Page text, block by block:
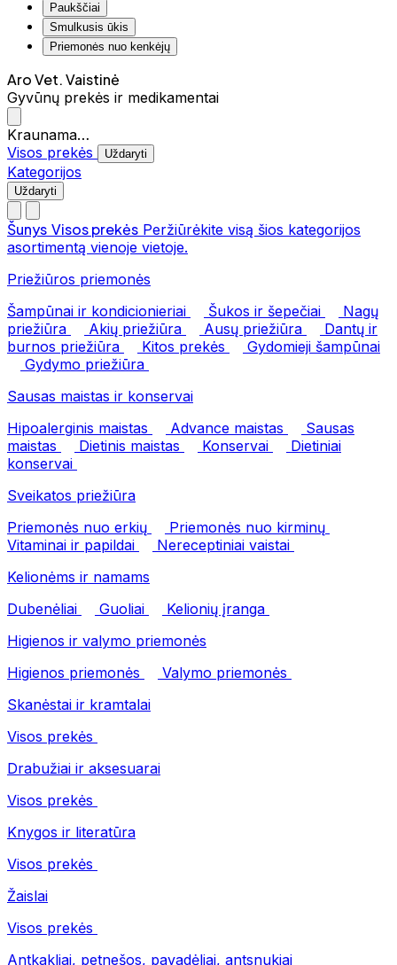
Paukščiai
Smulkusis ūkis
Priemonės nuo kenkėjų
Aro Vet. Vaistinė
Gyvūnų prekės ir medikamentai
Kraunama…
Visos prekės
Uždaryti
Kategorijos
Uždaryti
Šunys Visos prekės Peržiūrėkite visą šios kategorijos
asortimentą vienoje vietoje.
Priežiūros priemonės
Šampūnai ir kondicionieriai
Šukos ir šepečiai
Nagų
priežiūra
Akių priežiūra Ausų priežiūra
Dantų ir
burnos priežiūra
Kitos prekės
Gydomieji šampūnai
Gydymo priežiūra
Sausas maistas ir konservai
Hipoalerginis maistas
Advance maistas
Sausas
maistas
Dietinis maistas Konservai
Dietiniai
konservai
Sveikatos priežiūra
Priemonės nuo erkių
Priemonės nuo kirminų
Vitaminai ir papildai
Nereceptiniai vaistai
Kelionėms ir namams
Dubenėliai
Guoliai
Kelionių įranga
Higienos ir valymo priemonės
Higienos priemonės
Valymo priemonės
Skanėstai ir kramtalai
Visos prekės
Drabužiai ir aksesuarai
Visos prekės
Knygos ir literatūra
Visos prekės
Žaislai
Visos prekės
Antkakliai, petnešos, pavadėliai, antsnukiai